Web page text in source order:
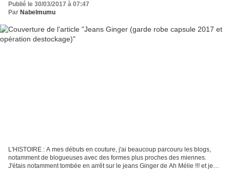
Publié le 30/03/2017 à 07:47
Par Nabelmumu
L'HISTOIRE : A mes débuts en couture, j'ai beaucoup parcouru les blogs,
notamment de blogueuses avec des formes plus proches des miennes.
J'étais notamment tombée en arrêt sur le jeans Ginger de Ah Mélie !!! et je